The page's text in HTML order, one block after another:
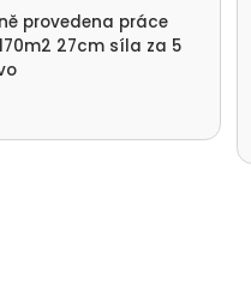
provedena práce
27cm síla za 5